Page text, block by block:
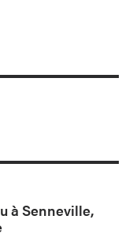
à Senneville,